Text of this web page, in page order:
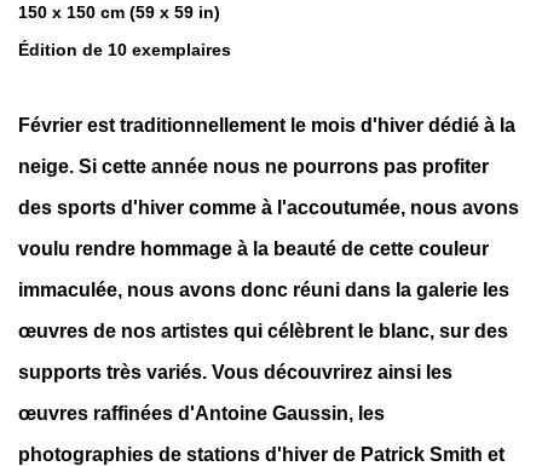
150 x 150 cm (59 x 59 in)
Édition de 10 exemplaires
Février est traditionnellement le mois d'hiver dédié à la
neige. Si cette année nous ne pourrons pas profiter
des sports d'hiver comme à l'accoutumée, nous avons
voulu rendre hommage à la beauté de cette couleur
immaculée, nous avons donc réuni dans la galerie les
œuvres de nos artistes qui célèbrent le blanc, sur des
supports très variés. Vous découvrirez ainsi les
œuvres raffinées d'Antoine Gaussin, les
photographies de stations d'hiver de Patrick Smith et